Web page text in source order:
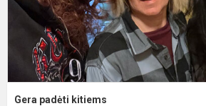
Gera padėti kitiems